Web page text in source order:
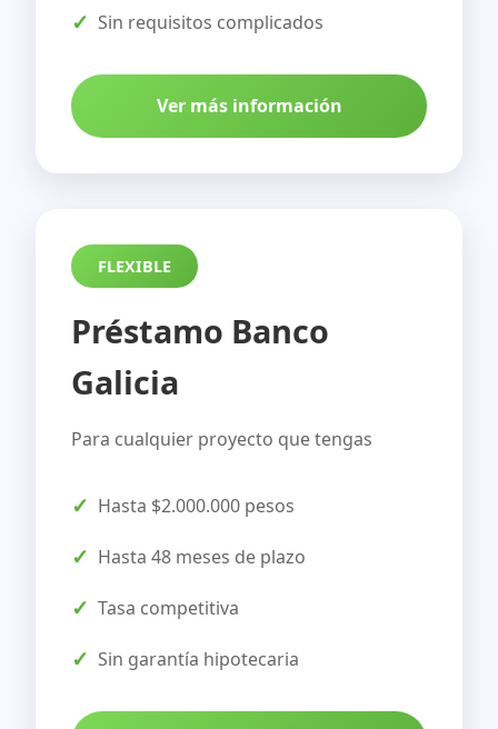
Sin requisitos complicados
Ver más información
FLEXIBLE
Préstamo Banco
Galicia
Para cualquier proyecto que tengas
Hasta $2.000.000 pesos
Hasta 48 meses de plazo
Tasa competitiva
Sin garantía hipotecaria